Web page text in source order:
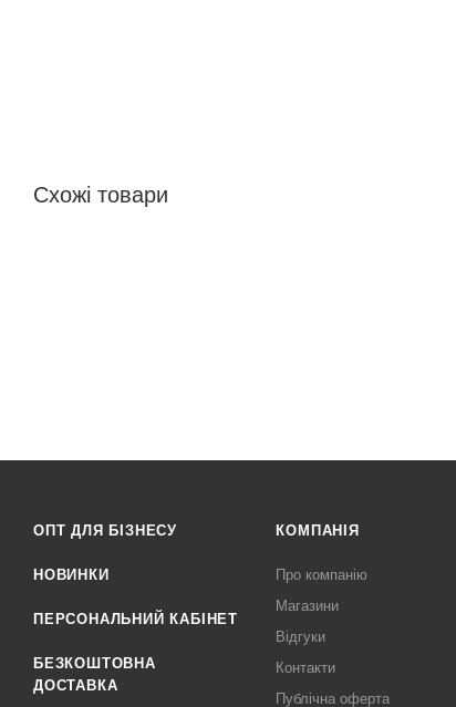
Схожі товари
ОПТ ДЛЯ БІЗНЕСУ
НОВИНКИ
ПЕРСОНАЛЬНИЙ КАБІНЕТ
БЕЗКОШТОВНА
ДОСТАВКА
КОМПАНІЯ
Про компанію
Магазини
Відгуки
Контакти
Публічна оферта